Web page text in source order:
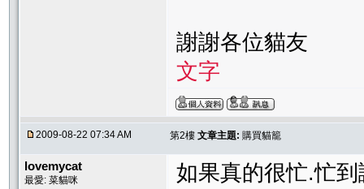
謝謝各位貓友
文字
2009-08-22 07:34 AM 第2樓 文章主題: 購買貓籠
lovemycat
最愛: 菜貓咪
如果真的很忙.忙